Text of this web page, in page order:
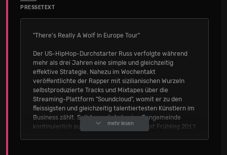
PRESSETEXT
"There's Really A Wolf In Europe Tour"
Der US-HipHop-Durchstarter Russ verfolgte während
mehr als drei Jahren eine simple und gleichzeitig
effektive Strategie. Nahezu im Wochentakt
veröffentlichte der Rapper mit sizilianischen Wurzeln
selbstproduzierte Tracks und Mixtapes über die
Streaming-Plattform "Soundcloud", womit er zu den
fleissigsten und gleichzeitig talentiertesten Künstlern im
Business zählt. Seitdem wächst seine Fangemeinde
kontinuierlich auf der ganzen Welt und seit Frühling 2017
mehr lesen